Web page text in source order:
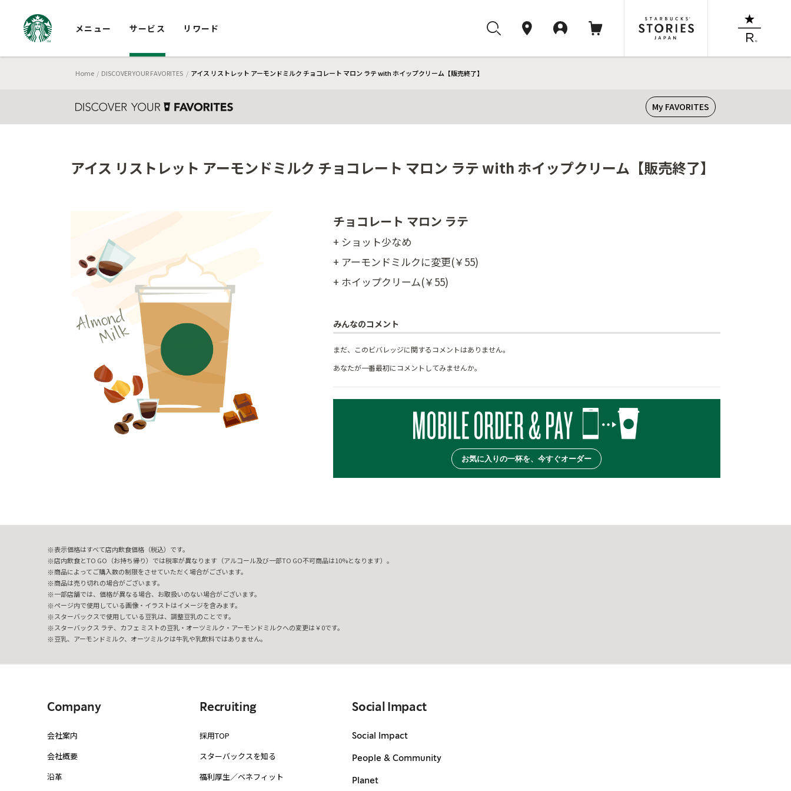
メニュー サービス リワード
Home DISCOVER YOUR FAVORITES アイス リストレット アーモンドミルク チョコレート マロン ラテ with ホイップクリーム【販売終了】
My FAVORITES
アイス リストレット アーモンドミルク チョコレート マロン ラテ with ホイップクリーム【販売終了】
チョコレート マロン ラテ
+ ショット少なめ
+ アーモンドミルクに変更(￥55)
+ ホイップクリーム(￥55)
みんなのコメント
まだ、このビバレッジに関するコメントはありません。
あなたが一番最初にコメントしてみませんか。
お気に入りの一杯を、今すぐオーダー
表示価格はすべて店内飲食価格（税込）です。
店内飲食とTO GO（お持ち帰り）では税率が異なります（アルコール及び一部TO GO不可商品は10%となります）。
商品によってご購入数の制限をさせていただく場合がございます。
商品は売り切れの場合がございます。
一部店舗では、価格が異なる場合、お取扱いのない場合がございます。
ページ内で使用している画像・イラストはイメージを含みます。
スターバックスで使用している豆乳は、調整豆乳のことです。
スターバックス ラテ、カフェ ミストの豆乳・オーツミルク・アーモンドミルクへの変更は￥0です。
豆乳、アーモンドミルク、オーツミルクは牛乳や乳飲料ではありません。
Company
会社案内
会社概要
沿革
Recruiting
採用TOP
スターバックスを知る
福利厚生／ベネフィット
Social Impact
Social Impact
People & Community
Planet